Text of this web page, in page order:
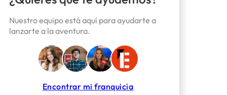
Nuestro equipo está aquí para ayudarte a
lanzarte a la aventura.
Encontrar mi franquicia